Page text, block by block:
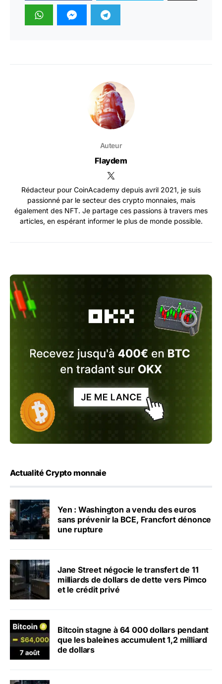
Auteur
Flaydem
Rédacteur pour CoinAcademy depuis avril 2021, je suis
passionné par le secteur des crypto monnaies, mais
également des NFT. Je partage ces passions à travers mes
articles, en espérant informer le plus de monde possible.
Actualité Crypto monnaie
Yen : Washington a vendu des euros
sans prévenir la BCE, Francfort dénonce
une rupture
Jane Street négocie le transfert de 11
milliards de dollars de dette vers Pimco
et le crédit privé
Bitcoin stagne à 64 000 dollars pendant
que les baleines accumulent 1,2 milliard
de dollars